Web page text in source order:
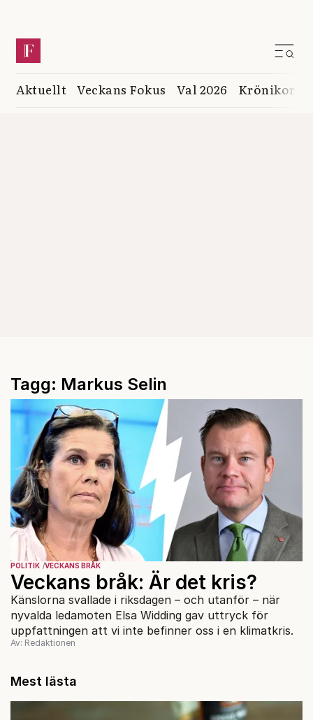
Aktuellt Veckans Fokus Val 2026 Krönikor
Tagg: Markus Selin
POLITIK VECKANS BRÅK
Veckans bråk: Är det kris?
Känslorna svallade i riksdagen – och utanför – när
nyvalda ledamoten Elsa Widding gav uttryck för
uppfattningen att vi inte befinner oss i en klimatkris.
Av: Redaktionen
Mest lästa